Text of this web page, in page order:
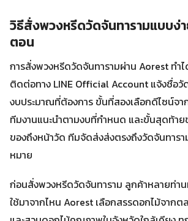
วิธีสั่งพวงหรีดวัดจันทารามแบบง่า
ตอน
การสั่งพวงหรีดวัดจันทารามผ่าน Aorest ทำ
ติดต่อทาง LINE Official Account แจ้งชื่อวัด
งบประมาณที่ต้องการ ขั้นที่สองเลือกดีไซน์จ
ทีมงานแนะนำตามงบที่กำหนด และขั้นสุดท้าย
ของถึงหน้าวัด ทีมจัดส่งส่งตรงถึงวัดจันทาร
หมาย
ก่อนสั่งพวงหรีดวัดจันทาราม ลูกค้าหลายท่า
ใช้มาจากไหน Aorest เลือกสรรดอกไม้จาก